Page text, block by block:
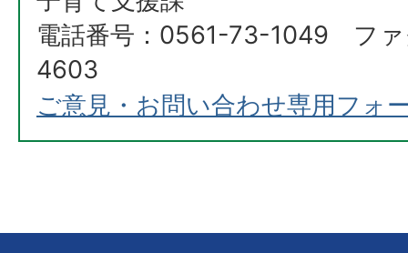
電話番号：0561-73-1049 フ
4603
ご意見・お問い合わせ専用フォ